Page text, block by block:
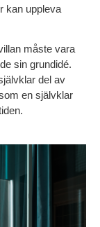
kan uppleva
måste vara
sin grundidé.
del av
en självklar